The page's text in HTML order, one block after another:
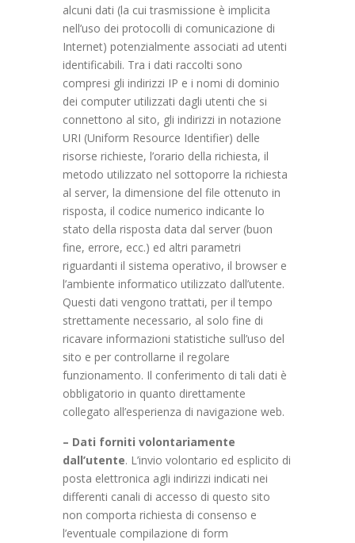
alcuni dati (la cui trasmissione è implicita
nell’uso dei protocolli di comunicazione di
Internet) potenzialmente associati ad utenti
identificabili. Tra i dati raccolti sono
compresi gli indirizzi IP e i nomi di dominio
dei computer utilizzati dagli utenti che si
connettono al sito, gli indirizzi in notazione
URI (Uniform Resource Identifier) delle
risorse richieste, l’orario della richiesta, il
metodo utilizzato nel sottoporre la richiesta
al server, la dimensione del file ottenuto in
risposta, il codice numerico indicante lo
stato della risposta data dal server (buon
fine, errore, ecc.) ed altri parametri
riguardanti il sistema operativo, il browser e
l’ambiente informatico utilizzato dall’utente.
Questi dati vengono trattati, per il tempo
strettamente necessario, al solo fine di
ricavare informazioni statistiche sull’uso del
sito e per controllarne il regolare
funzionamento. Il conferimento di tali dati è
obbligatorio in quanto direttamente
collegato all’esperienza di navigazione web.
– Dati forniti volontariamente
dall’utente. L’invio volontario ed esplicito di
posta elettronica agli indirizzi indicati nei
differenti canali di accesso di questo sito
non comporta richiesta di consenso e
l’eventuale compilazione di form